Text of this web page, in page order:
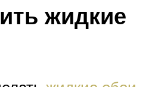
жидкие